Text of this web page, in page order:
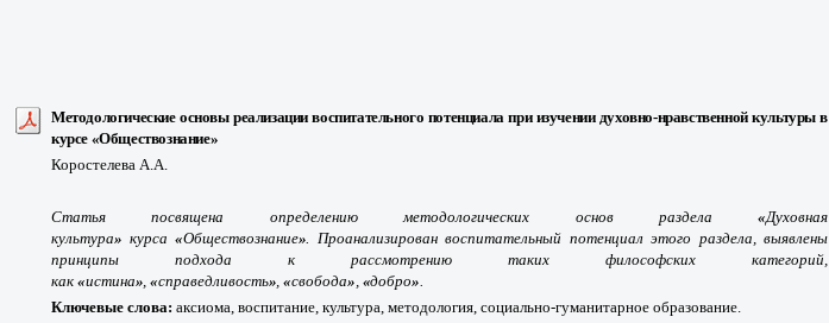
Методологические основы реализации воспитательного потенциала при изучении духовно-нравственной культуры в
курсе «Обществознание»
Коростелева А.А.
Статья посвящена определению методологических основ раздела«Духовная
культура» курса«Обществознание». Проанализирован воспитательный потенциал этого раздела, выявлены
принципы подхода к рассмотрению таких философских категорий,
как «истина»,«справедливость»,«свобода», «добро».
Ключевые слова: аксиома, воспитание, культура, методология, социально-гуманитарное образование.